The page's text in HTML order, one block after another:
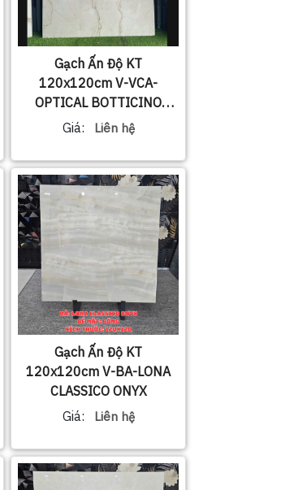
Gạch Ấn Độ KT
120x120cm V-VCA-
OPTICAL BOTTICINO
224VCGT-22
Giá: Liên hệ
Gạch Ấn Độ KT
120x120cm V-BA-LONA
CLASSICO ONYX
Giá:
Liên hệ